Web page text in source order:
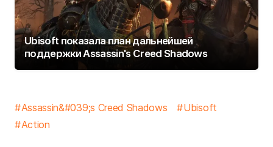
Ubisoft показала план дальнейшей
поддержки Assassin's Creed Shadows
Assassin&#039;s Creed Shadows
Ubisoft
Action